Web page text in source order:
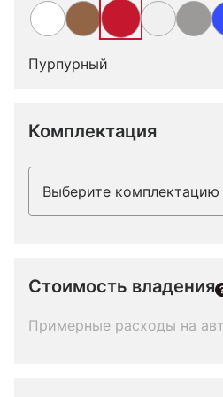
Пурпурный
Комплектация
Выберите комплектацию
Стоимость владения
Примерные расходы на